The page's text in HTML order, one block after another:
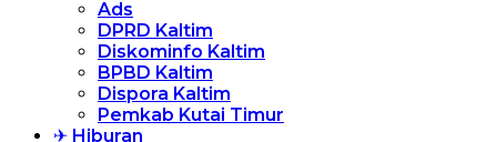
Ads
DPRD Kaltim
Diskominfo Kaltim
BPBD Kaltim
Dispora Kaltim
Pemkab Kutai Timur
✈ Hiburan